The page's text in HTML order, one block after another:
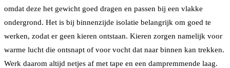
omdat deze het gewicht goed dragen en passen bij een vlakke
ondergrond. Het is bij binnenzijde isolatie belangrijk om goed te
werken, zodat er geen kieren ontstaan. Kieren zorgen namelijk voor
warme lucht die ontsnapt of voor vocht dat naar binnen kan trekken.
Werk daarom altijd netjes af met tape en een dampremmende laag.